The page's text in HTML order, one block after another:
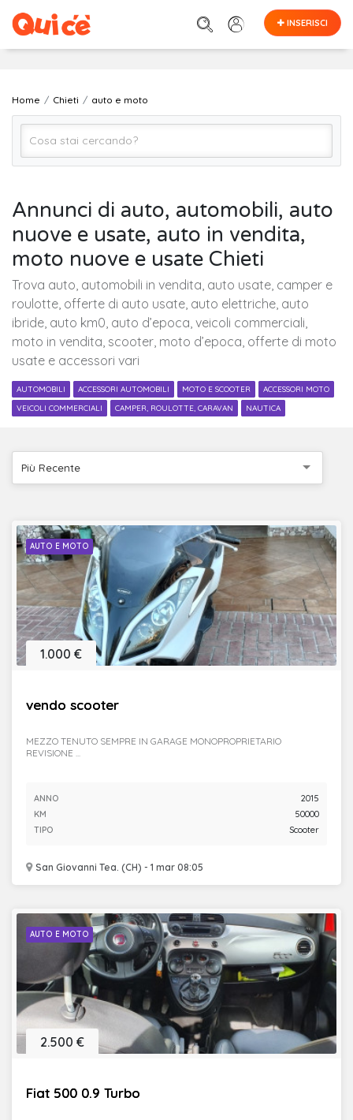
INSERISCI
Home Chieti auto e moto
Chieti
Cerca
Annunci di auto, automobili, auto
nuove e usate, auto in vendita,
moto nuove e usate Chieti
Trova auto, automobili in vendita, auto usate, camper e
roulotte, offerte di auto usate, auto elettriche, auto
ibride, auto km0, auto d’epoca, veicoli commerciali,
moto in vendita, scooter, moto d’epoca, offerte di moto
usate e accessori vari
AUTOMOBILI ACCESSORI AUTOMOBILI MOTO E SCOOTER
ACCESSORI MOTO
VEICOLI COMMERCIALI
CAMPER, ROULOTTE, CARAVAN NAUTICA
Più Recente
AUTO E MOTO
vendo scooter
San Giovanni Tea. (CH) - 1 mar 08:05
1.000 €
MEZZO TENUTO SEMPRE IN GARAGE MONOPROPRIETARIO
REVISIONE ...
ANNO
2015
KM
50000
TIPO
Scooter
AUTO E MOTO
Fiat 500 0.9 Turbo
2.500 €